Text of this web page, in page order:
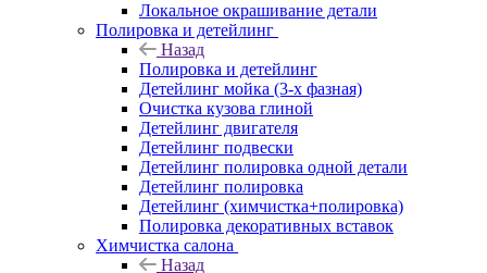
Локальное окрашивание детали
Полировка и детейлинг
Назад
Полировка и детейлинг
Детейлинг мойка (3-х фазная)
Очистка кузова глиной
Детейлинг двигателя
Детейлинг подвески
Детейлинг полировка одной детали
Детейлинг полировка
Детейлинг (химчистка+полировка)
Полировка декоративных вставок
Химчистка салона
Назад